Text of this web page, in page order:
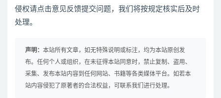
侵权请点击意见反馈提交问题，我们将按规定核实后及时
处理。
声明： 本站所有文章，如无特殊说明或标注，均为本站原创发
布。任何个人或组织，在未征得本站同意时，禁止复制、盗用、
采集、发布本站内容到任何网站、书籍等各类媒体平台。如若本
站内容侵犯了原著者的合法权益，可联系我们进行处理。